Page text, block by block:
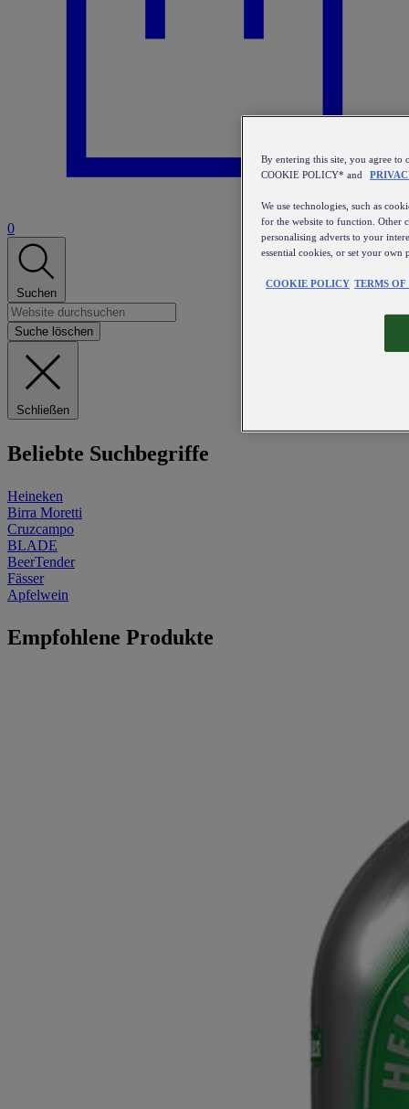
0
Suchen
Suche löschen
Schließen
Beliebte Suchbegriffe
Heineken
Birra Moretti
Cruzcampo
BLADE
BeerTender
Fässer
Apfelwein
Empfohlene Produkte
By entering this site, you agree to
COOKIE POLICY* and
We use technologies, such as
for the website to function. Other
personalising adverts to your
essential cookies, or set your own
COOKIE POLICY TERMS OF